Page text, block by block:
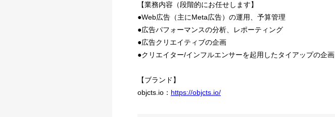
【業務内容（段階的にお任せします】
●Web広告（主にMeta広告）の運用、予算管理
●広告パフォーマンスの分析、レポーティング
●広告クリエイティブの企画
●クリエイター/インフルエンサーを起用したタイアップの企画
【ブランド】
objcts.io： https://objcts.io/